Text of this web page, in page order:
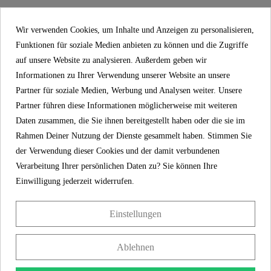
Kipp-Dübel-Befestigung und eine bebilderte
Montageanleitung für eine mühelose Installation.
SCHÜTTE
Material Duroplast
EIGENSCHAFTEN
Shop aus Deutschland
Wir verwenden Cookies, um Inhalte und Anzeigen zu personalisieren,
Funktionen für soziale Medien anbieten zu können und die Zugriffe
auf unsere Website zu analysieren. Außerdem geben wir
Informationen zu Ihrer Verwendung unserer Website an unsere
Partner für soziale Medien, Werbung und Analysen weiter. Unsere
Partner führen diese Informationen möglicherweise mit weiteren
Daten zusammen, die Sie ihnen bereitgestellt haben oder die sie im
Rahmen Deiner Nutzung der Dienste gesammelt haben. Stimmen Sie
der Verwendung dieser Cookies und der damit verbundenen
Verarbeitung Ihrer persönlichen Daten zu? Sie können Ihre
Einwilligung jederzeit widerrufen.
Einstellungen
Ablehnen